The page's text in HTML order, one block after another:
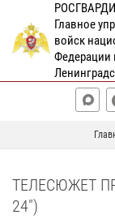
Главное
войск
Федерации
ТЕЛЕСЮЖЕТ
24")